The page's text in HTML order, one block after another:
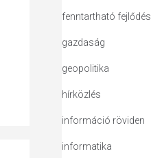
fenntartható fejlődés
gazdaság
geopolitika
hírközlés
információ röviden
informatika